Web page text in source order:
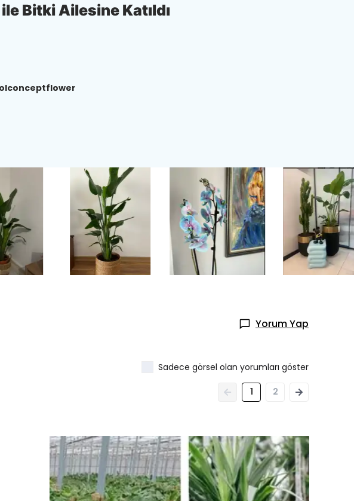
Bitki Ailesine Katıldı
Yorum Yap
Sadece görsel olan yorumları göster
1 2